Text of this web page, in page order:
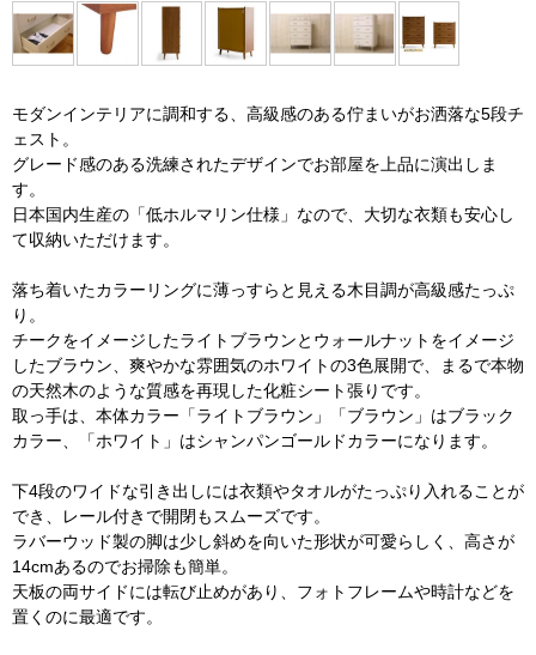
モダンインテリアに調和する、高級感のある佇まいがお洒落な5段チ
ェスト。
グレード感のある洗練されたデザインでお部屋を上品に演出しま
す。
日本国内生産の「低ホルマリン仕様」なので、大切な衣類も安心し
て収納いただけます。
落ち着いたカラーリングに薄っすらと見える木目調が高級感たっぷ
り。
チークをイメージしたライトブラウンとウォールナットをイメージ
したブラウン、爽やかな雰囲気のホワイトの3色展開で、まるで本物
の天然木のような質感を再現した化粧シート張りです。
取っ手は、本体カラー「ライトブラウン」「ブラウン」はブラック
カラー、「ホワイト」はシャンパンゴールドカラーになります。
下4段のワイドな引き出しには衣類やタオルがたっぷり入れることが
でき、レール付きで開閉もスムーズです。
ラバーウッド製の脚は少し斜めを向いた形状が可愛らしく、高さが
14cmあるのでお掃除も簡単。
天板の両サイドには転び止めがあり、フォトフレームや時計などを
置くのに最適です。